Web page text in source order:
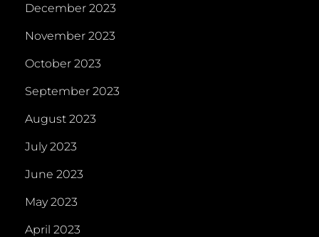
December 2023
November 2023
October 2023
September 2023
August 2023
July 2023
June 2023
May 2023
April 2023